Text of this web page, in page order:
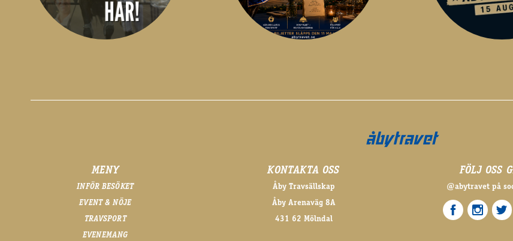
MENY
INFÖR BESÖKET
EVENT & NÖJE
TRAVSPORT
EVENEMANG
KONTAKTA OSS
Åby Travsällskap
Åby Arenaväg 8A
431 62 Mölndal
FÖLJ OSS
@abytravet på